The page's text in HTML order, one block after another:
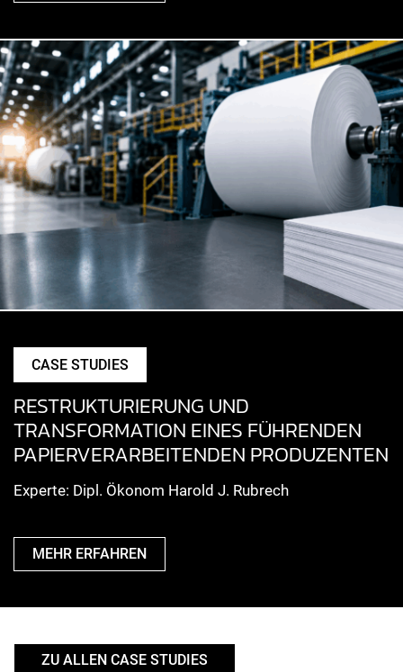
CASE STUDIES
RESTRUKTURIERUNG UND
TRANSFORMATION EINES FÜHRENDEN
PAPIERVERARBEITENDEN PRODUZENTEN
Experte: Dipl. Ökonom Harold J. Rubrech
MEHR ERFAHREN
ZU ALLEN CASE STUDIES